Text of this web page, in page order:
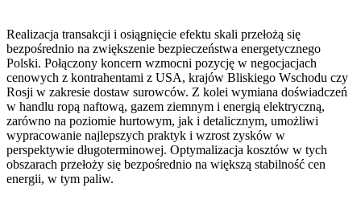
Realizacja transakcji i osiągnięcie efektu skali przełożą się
bezpośrednio na zwiększenie bezpieczeństwa energetycznego
Polski. Połączony koncern wzmocni pozycję w negocjacjach
cenowych z kontrahentami z USA, krajów Bliskiego Wschodu czy
Rosji w zakresie dostaw surowców. Z kolei wymiana doświadczeń
w handlu ropą naftową, gazem ziemnym i energią elektryczną,
zarówno na poziomie hurtowym, jak i detalicznym, umożliwi
wypracowanie najlepszych praktyk i wzrost zysków w
perspektywie długoterminowej. Optymalizacja kosztów w tych
obszarach przełoży się bezpośrednio na większą stabilność cen
energii, w tym paliw.